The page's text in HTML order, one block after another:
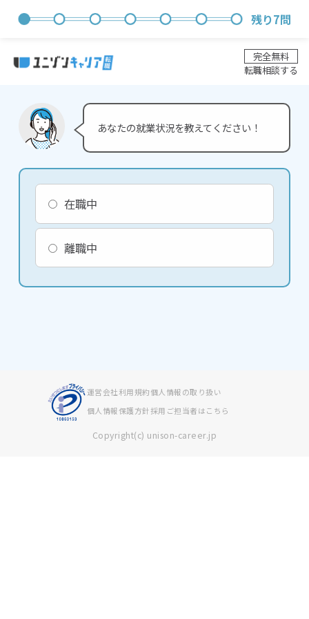
残り7問
完全無料
転職相談する
あなたの就業状況を教えてください！
在職中
離職中
運営会社利用規約個人情報の取り扱い
個人情報保護方針採用ご担当者はこちら
Copyright(c) unison-career.jp